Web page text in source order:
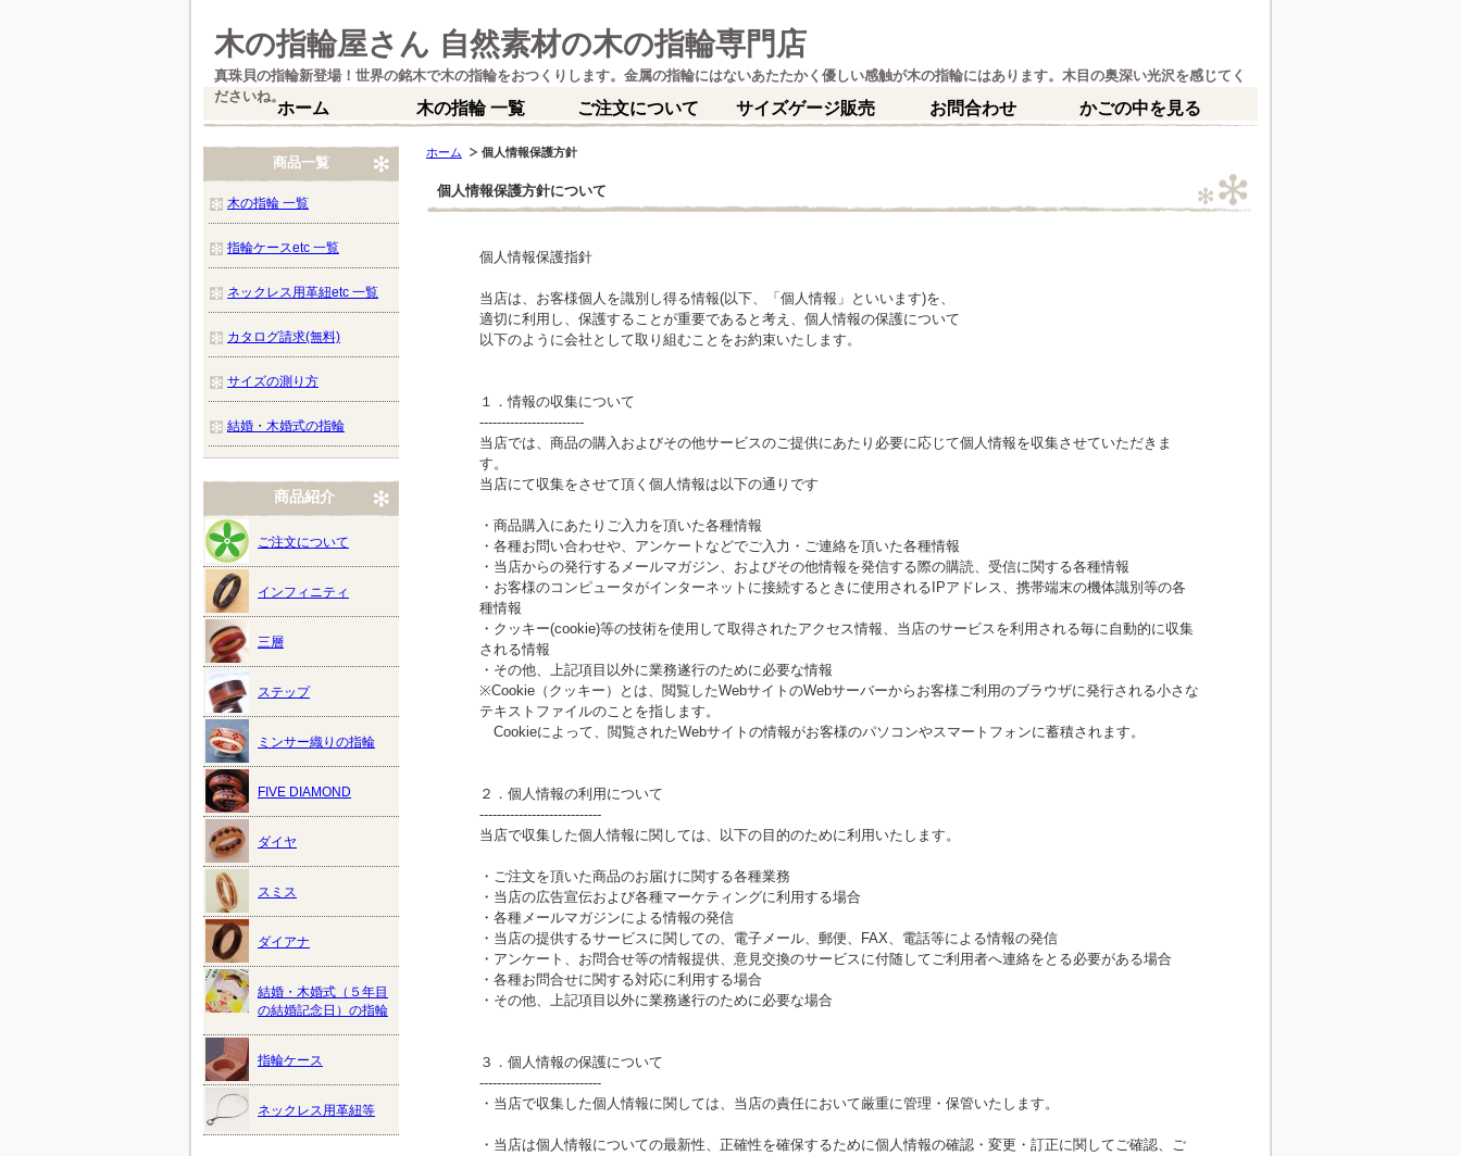
木の指輪屋さん 自然素材の木の指輪専門店
真珠貝の指輪新登場！世界の銘木で木の指輪をおつくりします。金属の指輪にはないあたたかく優しい感触が木の指輪にはあります。木目の奥深い光沢を感じてく
ださいね。
ホーム 木の指輪 一覧 ご注文について サイズゲージ販売 お問合わせ かごの中を見る
ホーム 個人情報保護方針
個人情報保護方針について
個人情報保護指針
当店は、お客様個人を識別し得る情報(以下、「個人情報」といいます)を、
適切に利用し、保護することが重要であると考え、個人情報の保護について
以下のように会社として取り組むことをお約束いたします。
１．情報の収集について
------------------------
当店では、商品の購入およびその他サービスのご提供にあたり必要に応じて個人情報を収集させていただきま
す。
当店にて収集をさせて頂く個人情報は以下の通りです
・商品購入にあたりご入力を頂いた各種情報
・各種お問い合わせや、アンケートなどでご入力・ご連絡を頂いた各種情報
・当店からの発行するメールマガジン、およびその他情報を発信する際の購読、受信に関する各種情報
・お客様のコンピュータがインターネットに接続するときに使用されるIPアドレス、携帯端末の機体識別等の各
種情報
・クッキー(cookie)等の技術を使用して取得されたアクセス情報、当店のサービスを利用される毎に自動的に収集
される情報
・その他、上記項目以外に業務遂行のために必要な情報
※Cookie（クッキー）とは、閲覧したWebサイトのWebサーバーからお客様ご利用のブラウザに発行される小さな
テキストファイルのことを指します。
Cookieによって、閲覧されたWebサイトの情報がお客様のパソコンやスマートフォンに蓄積されます。
２．個人情報の利用について
----------------------------
当店で収集した個人情報に関しては、以下の目的のために利用いたします。
・ご注文を頂いた商品のお届けに関する各種業務
・当店の広告宣伝および各種マーケティングに利用する場合
・各種メールマガジンによる情報の発信
・当店の提供するサービスに関しての、電子メール、郵便、FAX、電話等による情報の発信
・アンケート、お問合せ等の情報提供、意見交換のサービスに付随してご利用者へ連絡をとる必要がある場合
・各種お問合せに関する対応に利用する場合
・その他、上記項目以外に業務遂行のために必要な場合
３．個人情報の保護について
----------------------------
・当店で収集した個人情報に関しては、当店の責任において厳重に管理・保管いたします。
・当店は個人情報についての最新性、正確性を確保するために個人情報の確認・変更・訂正に関してご確認、ご
商品一覧
木の指輪 一覧
指輪ケースetc 一覧
ネックレス用革紐etc 一覧
カタログ請求(無料)
サイズの測り方
結婚・木婚式の指輪
商品紹介
ご注文について
インフィニティ
三層
ステップ
ミンサー織りの指輪
FIVE DIAMOND
ダイヤ
スミス
ダイアナ
結婚・木婚式（５年目
の結婚記念日）の指輪
指輪ケース
ネックレス用革紐等